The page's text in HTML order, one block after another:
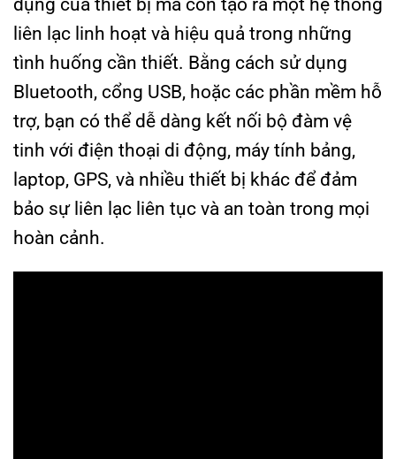
dụng của thiết bị mà còn tạo ra một hệ thống
liên lạc linh hoạt và hiệu quả trong những
tình huống cần thiết. Bằng cách sử dụng
Bluetooth, cổng USB, hoặc các phần mềm hỗ
trợ, bạn có thể dễ dàng kết nối bộ đàm vệ
tinh với điện thoại di động, máy tính bảng,
laptop, GPS, và nhiều thiết bị khác để đảm
bảo sự liên lạc liên tục và an toàn trong mọi
hoàn cảnh.